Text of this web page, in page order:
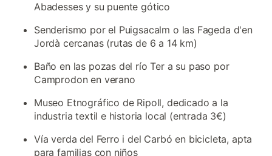
Abadesses y su puente gótico
Senderismo por el Puigsacalm o las Fageda d'en
Jordà cercanas (rutas de 6 a 14 km)
Baño en las pozas del río Ter a su paso por
Camprodon en verano
Museo Etnográfico de Ripoll, dedicado a la
industria textil e historia local (entrada 3€)
Vía verda del Ferro i del Carbó en bicicleta, apta
para familias con niños